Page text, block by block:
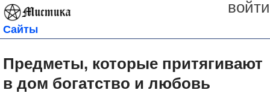
войти
Сайты
Предметы, которые притягивают
в дом богатство и любовь